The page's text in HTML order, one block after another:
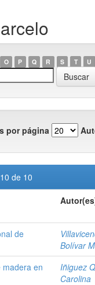
O P Q R S T U
por página
de 10
de
Bolívar
madera en
Iñiguez
Carolina